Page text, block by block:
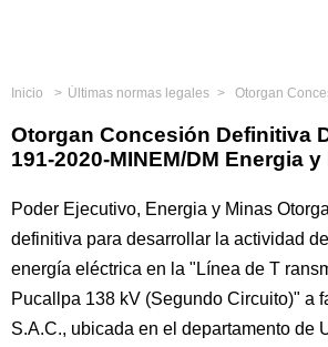
Inicio Últimas normas legales Otorgan Concesión Definitiva
Otorgan Concesión Definitiva
191-2020-MINEM/DM Energia y
Poder Ejecutivo, Energia y Minas
definitiva para desarrollar la actividad
energía eléctrica en la "Línea de T
Pucallpa 138 kV (Segundo Circuito)" a
S.A.C., ubicada en el departamento de